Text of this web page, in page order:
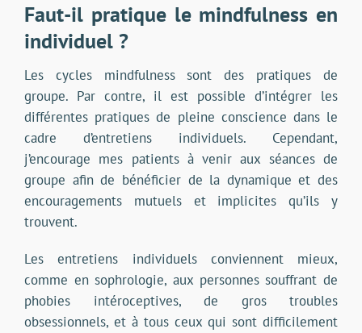
Faut-il pratique le mindfulness en
individuel ?
Les cycles mindfulness sont des pratiques de
groupe. Par contre, il est possible d’intégrer les
différentes pratiques de pleine conscience dans le
cadre d’entretiens individuels. Cependant,
j’encourage mes patients à venir aux séances de
groupe afin de bénéficier de la dynamique et des
encouragements mutuels et implicites qu’ils y
trouvent.
Les entretiens individuels conviennent mieux,
comme en sophrologie, aux personnes souffrant de
phobies intéroceptives, de gros troubles
obsessionnels, et à tous ceux qui sont difficilement